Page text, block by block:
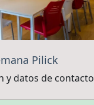
Pilick
y datos de contacto